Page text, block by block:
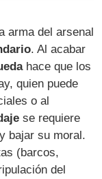
arma del arsenal
. Al acabar
hace que los
quien puede
o al
se requiere
bajar su moral.
(barcos,
del